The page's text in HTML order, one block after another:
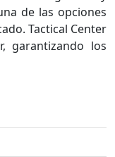
de las opciones
Tactical Center
garantizando los